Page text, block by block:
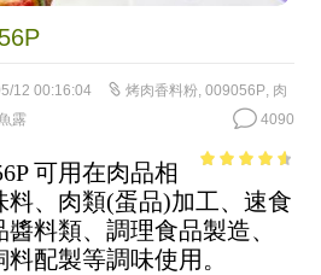
12 00:16:04 烤肉香料粉, 009056P, 肉
露 4090
of 5
可用在肉品相
料、肉類(蛋品)加工、速食
料類、調理食品製造、
配製等調味使用。